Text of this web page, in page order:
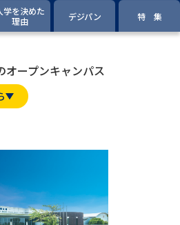
小学校教員資格認定試験
学を決めた
理由
デジパン 特 集
オープンキャンパス